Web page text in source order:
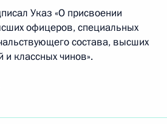
Указ «О присвоении
офицеров, специальных
состава, высших
классных чинов».